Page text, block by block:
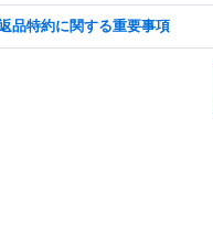
品特約に関する重要事項